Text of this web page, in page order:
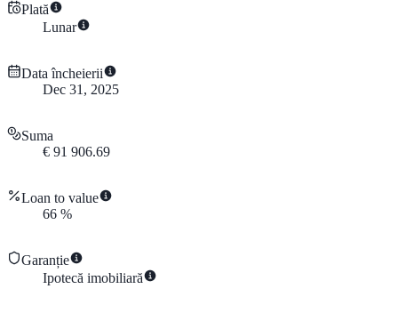
Plată
Lunar
Data încheierii
Dec 31, 2025
Suma
€ 91 906.69
Loan to value
66 %
Garanție
Ipotecă imobiliară